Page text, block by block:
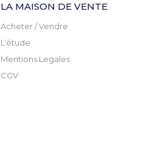
LA MAISON DE VENTE
Acheter / Vendre
L’étude
Mentions Legales
CGV